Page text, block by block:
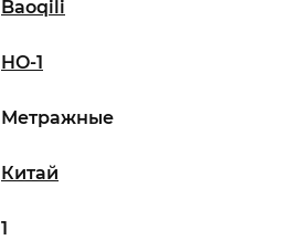
Baoqili
HO-1
1
Китай
Метражные